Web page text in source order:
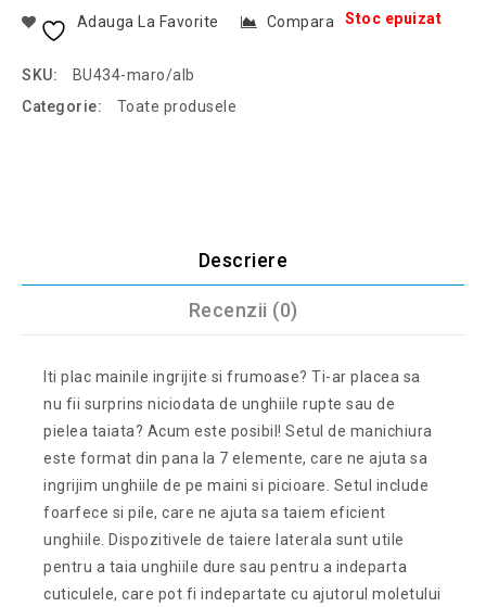
Stoc epuizat
Adauga La Favorite Compara
SKU:
BU434-maro/alb
Categorie:
Toate produsele
Descriere
Recenzii (0)
Iti plac mainile ingrijite si frumoase? Ti-ar placea sa
nu fii surprins niciodata de unghiile rupte sau de
pielea taiata? Acum este posibil! Setul de manichiura
este format din pana la 7 elemente, care ne ajuta sa
ingrijim unghiile de pe maini si picioare. Setul include
foarfece si pile, care ne ajuta sa taiem eficient
unghiile. Dispozitivele de taiere laterala sunt utile
pentru a taia unghiile dure sau pentru a indeparta
cuticulele, care pot fi indepartate cu ajutorul moletului